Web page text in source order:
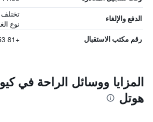
الدفع والإلغاء
نوع
رقم مكتب الاستقبال +81 753 412 411
المزايا ووسائل الراحة في
هوتل